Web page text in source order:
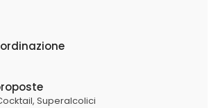
Superalcolici